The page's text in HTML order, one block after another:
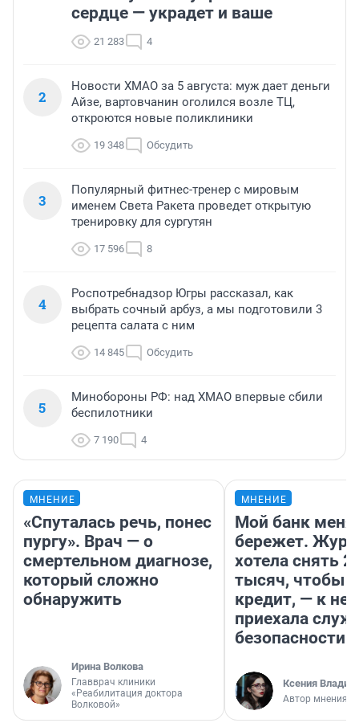
сердце — украдет и ваше
21 283 4
2
Новости ХМАО за 5 августа: муж дает деньги
Айзе, вартовчанин оголился возле ТЦ,
откроются новые поликлиники
19 348 Обсудить
3
Популярный фитнес-тренер с мировым
именем Света Ракета проведет открытую
тренировку для сургутян
17 596 8
4
Роспотребнадзор Югры рассказал, как
выбрать сочный арбуз, а мы подготовили 3
рецепта салата с ним
14 845 Обсудить
5
Минобороны РФ: над ХМАО впервые сбили
беспилотники
7 190 4
МНЕНИЕ
«Спуталась речь, понес
пургу». Врач — о
смертельном диагнозе,
который сложно
обнаружить
Ирина Волкова
Главврач клиники
«Реабилитация доктора
Волковой»
МНЕНИЕ
Мой банк меня
бережет.
хотела снять
тысяч, чтобы
кредит, — к
приехала
безопасности
Ксения
Автор мнения